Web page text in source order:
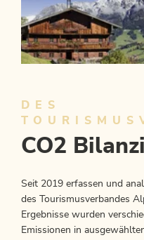
DES
CO2
Seit 2019 erfassen und
des Tourismusverbandes
Ergebnisse wurden
Emissionen in